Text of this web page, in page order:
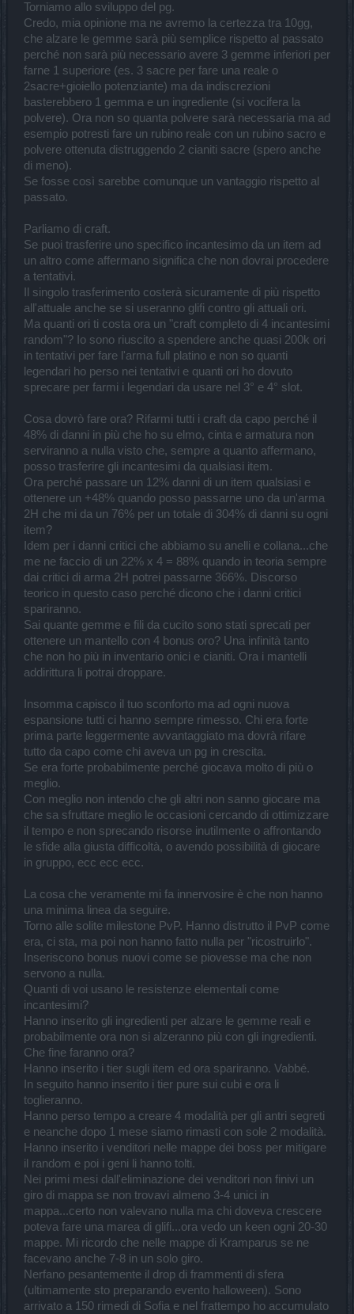
Torniamo allo sviluppo del pg.
Credo, mia opinione ma ne avremo la certezza tra 10gg,
che alzare le gemme sarà più semplice rispetto al passato
perché non sarà più necessario avere 3 gemme inferiori per
farne 1 superiore (es. 3 sacre per fare una reale o
2sacre+gioiello potenziante) ma da indiscrezioni
basterebbero 1 gemma e un ingrediente (si vocifera la
polvere). Ora non so quanta polvere sarà necessaria ma ad
esempio potresti fare un rubino reale con un rubino sacro e
polvere ottenuta distruggendo 2 cianiti sacre (spero anche
di meno).
Se fosse così sarebbe comunque un vantaggio rispetto al
passato.
Parliamo di craft.
Se puoi trasferire uno specifico incantesimo da un item ad
un altro come affermano significa che non dovrai procedere
a tentativi.
Il singolo trasferimento costerà sicuramente di più rispetto
all'attuale anche se si useranno glifi contro gli attuali ori.
Ma quanti ori ti costa ora un "craft completo di 4 incantesimi
random"? Io sono riuscito a spendere anche quasi 200k ori
in tentativi per fare l'arma full platino e non so quanti
legendari ho perso nei tentativi e quanti ori ho dovuto
sprecare per farmi i legendari da usare nel 3° e 4° slot.
Cosa dovrò fare ora? Rifarmi tutti i craft da capo perché il
48% di danni in più che ho su elmo, cinta e armatura non
serviranno a nulla visto che, sempre a quanto affermano,
posso trasferire gli incantesimi da qualsiasi item.
Ora perché passare un 12% danni di un item qualsiasi e
ottenere un +48% quando posso passarne uno da un'arma
2H che mi da un 76% per un totale di 304% di danni su ogni
item?
Idem per i danni critici che abbiamo su anelli e collana...che
me ne faccio di un 22% x 4 = 88% quando in teoria sempre
dai critici di arma 2H potrei passarne 366%. Discorso
teorico in questo caso perché dicono che i danni critici
spariranno.
Sai quante gemme e fili da cucito sono stati sprecati per
ottenere un mantello con 4 bonus oro? Una infinità tanto
che non ho più in inventario onici e cianiti. Ora i mantelli
addirittura li potrai droppare.
Insomma capisco il tuo sconforto ma ad ogni nuova
espansione tutti ci hanno sempre rimesso. Chi era forte
prima parte leggermente avvantaggiato ma dovrà rifare
tutto da capo come chi aveva un pg in crescita.
Se era forte probabilmente perché giocava molto di più o
meglio.
Con meglio non intendo che gli altri non sanno giocare ma
che sa sfruttare meglio le occasioni cercando di ottimizzare
il tempo e non sprecando risorse inutilmente o affrontando
le sfide alla giusta difficoltà, o avendo possibilità di giocare
in gruppo, ecc ecc ecc.
La cosa che veramente mi fa innervosire è che non hanno
una minima linea da seguire.
Torno alle solite milestone PvP. Hanno distrutto il PvP come
era, ci sta, ma poi non hanno fatto nulla per "ricostruirlo".
Inseriscono bonus nuovi come se piovesse ma che non
servono a nulla.
Quanti di voi usano le resistenze elementali come
incantesimi?
Hanno inserito gli ingredienti per alzare le gemme reali e
probabilmente ora non si alzeranno più con gli ingredienti.
Che fine faranno ora?
Hanno inserito i tier sugli item ed ora spariranno. Vabbé.
In seguito hanno inserito i tier pure sui cubi e ora li
toglieranno.
Hanno perso tempo a creare 4 modalità per gli antri segreti
e neanche dopo 1 mese siamo rimasti con sole 2 modalità.
Hanno inserito i venditori nelle mappe dei boss per mitigare
il random e poi i geni li hanno tolti.
Nei primi mesi dall'eliminazione dei venditori non finivi un
giro di mappa se non trovavi almeno 3-4 unici in
mappa...certo non valevano nulla ma chi doveva crescere
poteva fare una marea di glifi...ora vedo un keen ogni 20-30
mappe. Mi ricordo che nelle mappe di Kramparus se ne
facevano anche 7-8 in un solo giro.
Nerfano pesantemente il drop di frammenti di sfera
(ultimamente sto preparando evento halloween). Sono
arrivato a 150 rimedi di Sofia e nel frattempo ho accumulato